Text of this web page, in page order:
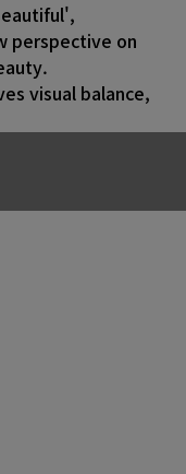
perspective on
visual balance,